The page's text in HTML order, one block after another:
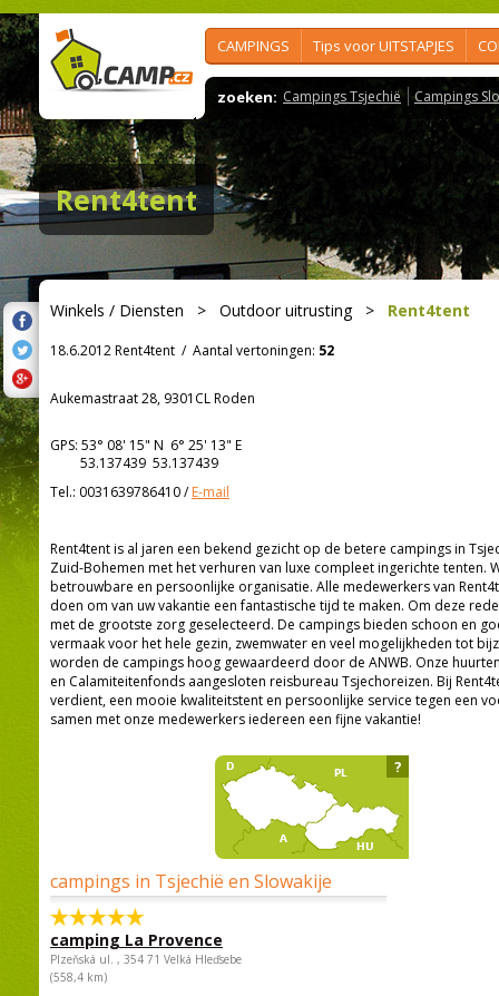
CAMPINGS Tips voor UITSTAPJES
zoeken: Campings Tsjechië Campings
Rent4tent
Winkels / Diensten > Outdoor uitrusting> Rent4tent
18.6.2012 Rent4tent / Aantal vertoningen: 52
Aukemastraat 28, 9301CL Roden
GPS: 53° 08' 15" N 6° 25' 13" E
53.137439 53.137439
Tel.: 0031639786410/E-mail
Rent4tent is al jaren een bekend gezicht op de betere campings in
Zuid-Bohemen met het verhuren van luxe compleet ingerichte tenten.
betrouwbare en persoonlijke organisatie. Alle medewerkers van
doen om van uw vakantie een fantastische tijd te maken. Om deze
met de grootste zorg geselecteerd. De campings bieden schoon en
vermaak voor het hele gezin, zwemwater en veel mogelijkheden tot
worden de campings hoog gewaardeerd door de ANWB. Onze
en Calamiteitenfonds aangesloten reisbureau Tsjechoreizen. Bij
verdient, een mooie kwaliteitstent en persoonlijke service tegen een
samen met onze medewerkers iedereen een fijne vakantie!
campings in Tsjechië en Slowakije
camping La Provence
Plzeňská ul. , 354 71 Velká Hleďsebe
(558,4 km)
?